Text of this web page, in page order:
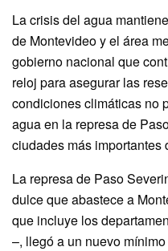
La crisis del agua
de Montevideo y el área
gobierno nacional que
reloj para asegurar las
condiciones climáticas no
agua en la represa de
ciudades más importantes
La represa de Paso
dulce que abastece a
que incluye los
–, llegó a un nuevo